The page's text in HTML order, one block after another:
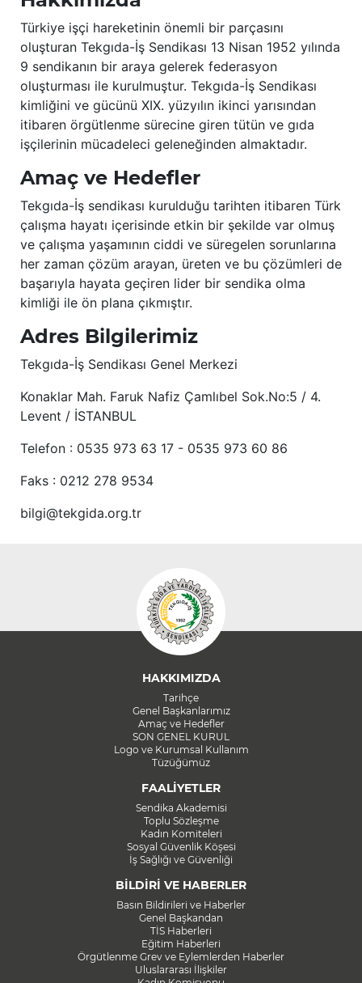
Türkiye işçi hareketinin önemli bir parçasını
oluşturan Tekgıda-İş Sendikası 13 Nisan 1952 yılında
9 sendikanın bir araya gelerek federasyon
oluşturması ile kurulmuştur. Tekgıda-İş Sendikası
kimliğini ve gücünü XIX. yüzyılın ikinci yarısından
itibaren örgütlenme sürecine giren tütün ve gıda
işçilerinin mücadeleci geleneğinden almaktadır.
Amaç ve Hedefler
Tekgıda-İş sendikası kurulduğu tarihten itibaren Türk
çalışma hayatı içerisinde etkin bir şekilde var olmuş
ve çalışma yaşamının ciddi ve süregelen sorunlarına
her zaman çözüm arayan, üreten ve bu çözümleri de
başarıyla hayata geçiren lider bir sendika olma
kimliği ile ön plana çıkmıştır.
Adres Bilgilerimiz
Tekgıda-İş Sendikası Genel Merkezi
Konaklar Mah. Faruk Nafiz Çamlıbel Sok.No:5 / 4.
Levent / İSTANBUL
Telefon : 0535 973 63 17 - 0535 973 60 86
Faks : 0212 278 9534
bilgi@tekgida.org.tr
HAKKIMIZDA
Tarihçe
Genel Başkanlarımız
Amaç ve Hedefler
SON GENEL KURUL
Logo ve Kurumsal Kullanım
Tüzüğümüz
FAALİYETLER
Sendika Akademisi
Toplu Sözleşme
Kadın Komiteleri
Sosyal Güvenlik Köşesi
İş Sağlığı ve Güvenliği
BİLDİRİ VE HABERLER
Basın Bildirileri ve Haberler
Genel Başkandan
TİS Haberleri
Eğitim Haberleri
Örgütlenme Grev ve Eylemlerden Haberler
Uluslararası İlişkiler